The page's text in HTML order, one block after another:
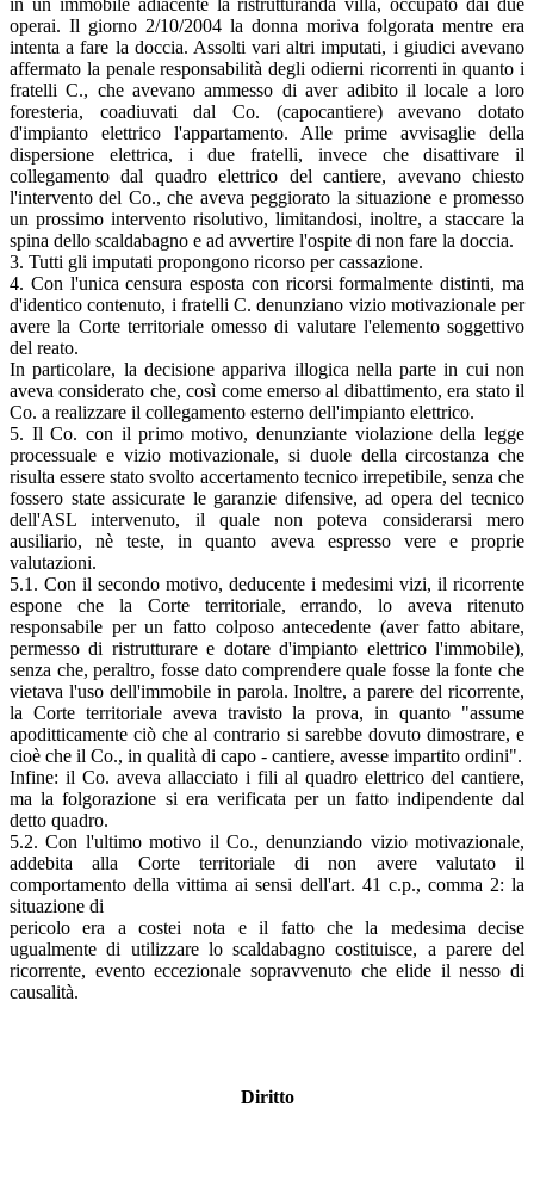
operai. Il giorno 2/10/2004 la donna moriva folgorata mentre era
intenta a fare la doccia. Assolti vari altri imputati, i giudici avevano
affermato la penale responsabilità degli odierni ricorrenti in quanto i
fratelli C., che avevano ammesso di aver adibito il locale a loro
foresteria, coadiuvati dal Co. (capocantiere) avevano dotato
d'impianto elettrico l'appartamento. Alle prime avvisaglie della
dispersione elettrica, i due fratelli, invece che disattivare il
collegamento dal quadro elettrico del cantiere, avevano chiesto
l'intervento del Co., che aveva peggiorato la situazione e promesso
un prossimo intervento risolutivo, limitandosi, inoltre, a staccare la
spina dello scaldabagno e ad avvertire l'ospite di non fare la doccia.
3. Tutti gli imputati propongono ricorso per cassazione.
4. Con l'unica censura esposta con ricorsi formalmente distinti, ma
d'identico contenuto, i fratelli C. denunziano vizio motivazionale per
avere la Corte territoriale omesso di valutare l'elemento soggettivo
del reato.
In particolare, la decisione appariva illogica nella parte in cui non
aveva considerato che, così come emerso al dibattimento, era stato il
Co. a realizzare il collegamento esterno dell'impianto elettrico.
5. Il Co. con il primo motivo, denunziante violazione della legge
processuale e vizio motivazionale, si duole della circostanza che
risulta essere stato svolto accertamento tecnico irrepetibile, senza che
fossero state assicurate le garanzie difensive, ad opera del tecnico
dell'ASL intervenuto, il quale non poteva considerarsi mero
ausiliario, nè teste, in quanto aveva espresso vere e proprie
valutazioni.
5.1. Con il secondo motivo, deducente i medesimi vizi, il ricorrente
espone che la Corte territoriale, errando, lo aveva ritenuto
responsabile per un fatto colposo antecedente (aver fatto abitare,
permesso di ristrutturare e dotare d'impianto elettrico l'immobile),
senza che, peraltro, fosse dato comprendere quale fosse la fonte che
vietava l'uso dell'immobile in parola. Inoltre, a parere del ricorrente,
la Corte territoriale aveva travisto la prova, in quanto "assume
apoditticamente ciò che al contrario si sarebbe dovuto dimostrare, e
cioè che il Co., in qualità di capo - cantiere, avesse impartito ordini".
Infine: il Co. aveva allacciato i fili al quadro elettrico del cantiere,
ma la folgorazione si era verificata per un fatto indipendente dal
detto quadro.
5.2. Con l'ultimo motivo il Co., denunziando vizio motivazionale,
addebita alla Corte territoriale di non avere valutato il
comportamento della vittima ai sensi dell'art. 41 c.p., comma 2: la
situazione di
pericolo era a costei nota e il fatto che la medesima decise
ugualmente di utilizzare lo scaldabagno costituisce, a parere del
ricorrente, evento eccezionale sopravvenuto che elide il nesso di
causalità.
Diritto